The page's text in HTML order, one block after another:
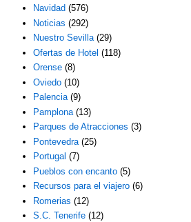
Navidad (576)
Noticias (292)
Nuestro Sevilla (29)
Ofertas de Hotel (118)
Orense (8)
Oviedo (10)
Palencia (9)
Pamplona (13)
Parques de Atracciones (3)
Pontevedra (25)
Portugal (7)
Pueblos con encanto (5)
Recursos para el viajero (6)
Romerias (12)
S.C. Tenerife (12)